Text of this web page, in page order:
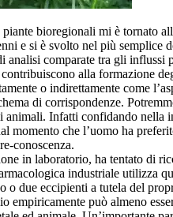
bioregionali mi è tornato
e si è svolto nel più
analisi comparate tra gli
alla formazione
o indirettamente come
di corrispondenze.
Infatti confidando nella
momento che l’uomo ha
conoscenza.
in laboratorio, ha tentato di
industriale utilizza
due eccipienti a tutela del
empiricamente può almeno